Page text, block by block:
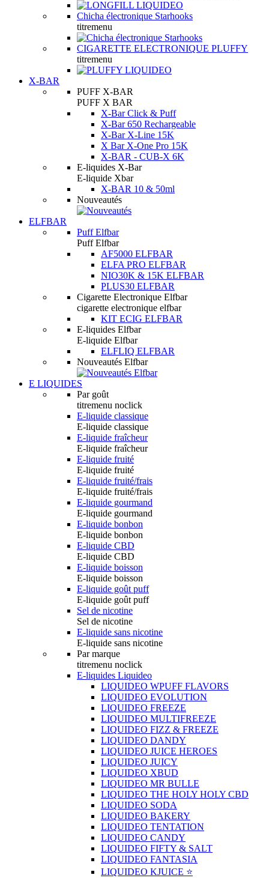
Chicha électronique Starhooks
titremenu
CIGARETTE ELECTRONIQUE PLUFFY
titremenu
X-BAR
PUFF X-BAR
PUFF X BAR
X-Bar Click & Puff
X-Bar 650 Rechargeable
X-Bar X-Line 15K
X Bar X-One Pro 15K
X-BAR - CUB-X 6K
E-liquides X-Bar
E-liquide Xbar
X-BAR 10 & 50ml
Nouveautés
ELFBAR
Puff Elfbar
Puff Elfbar
AF5000 ELFBAR
ELFA PRO ELFBAR
NIO30K & 15K ELFBAR
PLUS30 ELFBAR
Cigarette Electronique Elfbar
cigarette electronique elfbar
KIT ECIG ELFBAR
E-liquides Elfbar
E-liquide Elfbar
ELFLIQ ELFBAR
Nouveautés Elfbar
E LIQUIDES
Par goût
titremenu noclick
E-liquide classique
E-liquide classique
E-liquide fraîcheur
E-liquide fraîcheur
E-liquide fruité
E-liquide fruité
E-liquide fruité/frais
E-liquide fruité/frais
E-liquide gourmand
E-liquide gourmand
E-liquide bonbon
E-liquide bonbon
E-liquide CBD
E-liquide CBD
E-liquide boisson
E-liquide boisson
E-liquide goût puff
E-liquide goût puff
Sel de nicotine
Sel de nicotine
E-liquide sans nicotine
E-liquide sans nicotine
Par marque
titremenu noclick
E-liquides Liquideo
LIQUIDEO WPUFF FLAVORS
LIQUIDEO EVOLUTION
LIQUIDEO FREEZE
LIQUIDEO MULTIFREEZE
LIQUIDEO FIZZ & FREEZE
LIQUIDEO DANDY
LIQUIDEO JUICE HEROES
LIQUIDEO JUICY
LIQUIDEO XBUD
LIQUIDEO MR BULLE
LIQUIDEO THE HOLY HOLY CBD
LIQUIDEO SODA
LIQUIDEO BAKERY
LIQUIDEO TENTATION
LIQUIDEO CANDY
LIQUIDEO FIFTY & SALT
LIQUIDEO FANTASIA
LIQUIDEO KJUICE ⭐️